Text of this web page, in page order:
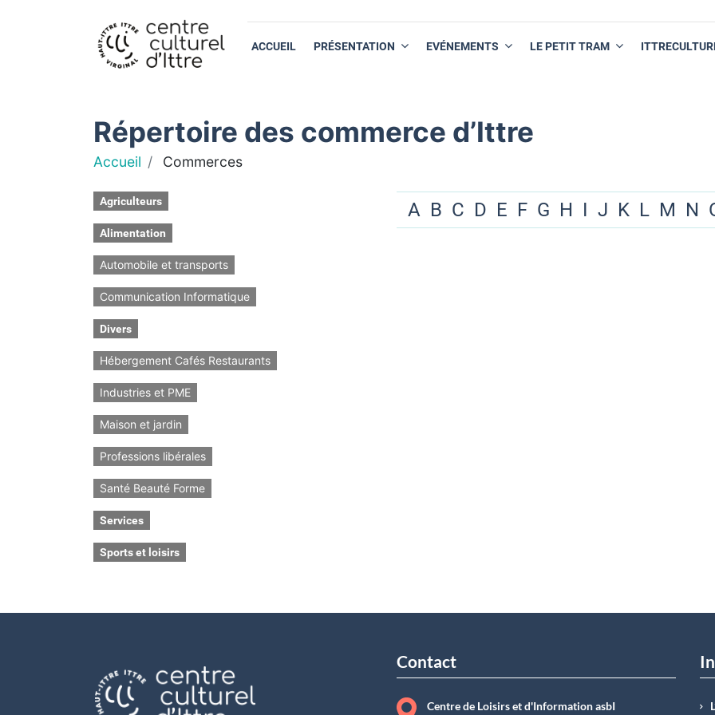
ACCUEIL PRÉSENTATION EVÉNEMENTS LE PETIT TRAM
Répertoire des commerce d’Ittre
Accueil Commerces
Agriculteurs
Alimentation
Automobile et transports
Communication Informatique
Divers
Hébergement Cafés Restaurants
Industries et PME
Maison et jardin
Professions libérales
Santé Beauté Forme
Services
Sports et loisirs
A B C D E F G H I J K L M N
Contact
Centre de Loisirs et d'Information asbI